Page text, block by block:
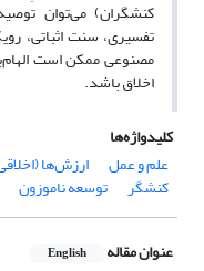
کنشگران) می‌توان
تفسیری، سنت اثباتی،
مصنوعی ممکن است
اخلاق باشد.
کلیدواژه‌ها
علم و عمل
ارزش‌ها
کنشگر توسعه ناموزون
عنوان مقاله English